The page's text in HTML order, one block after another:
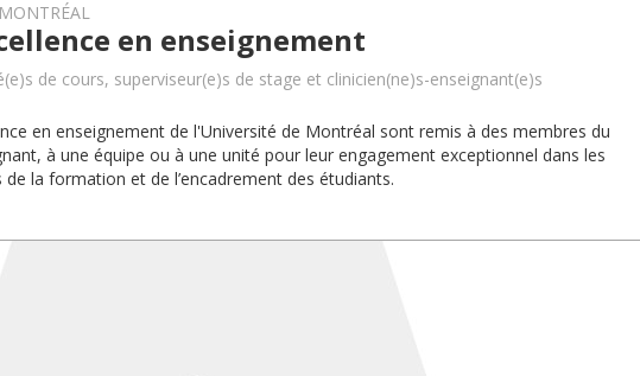
en enseignement
de cours, superviseur(e)s de stage et clinicien(ne)s-enseignant(e)s
en enseignement de l'Université de Montréal sont remis à des membres du
à une équipe ou à une unité pour leur engagement exceptionnel dans les
la formation et de l’encadrement des étudiants.